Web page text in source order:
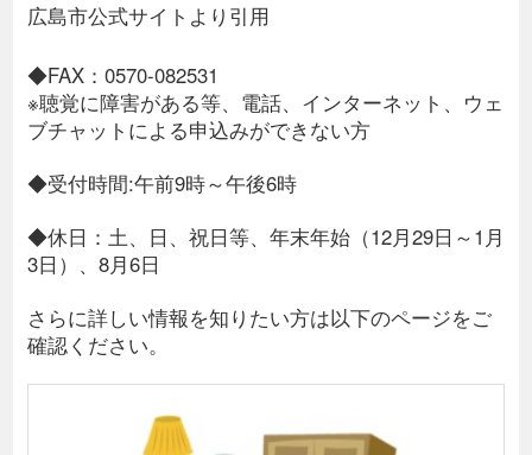
広島市公式サイトより引用
◆FAX：0570-082531
※聴覚に障害がある等、電話、インターネット、ウェ
ブチャットによる申込みができない方
◆受付時間:午前9時～午後6時
◆休日：土、日、祝日等、年末年始（12月29日～1月
3日）、8月6日
さらに詳しい情報を知りたい方は以下のページをご
確認ください。